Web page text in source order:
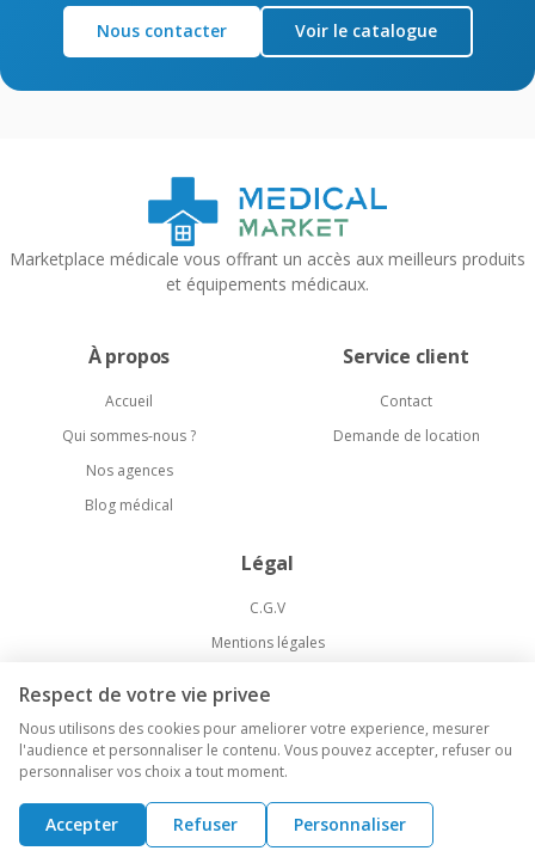
Nous contacter Voir le catalogue
Marketplace médicale vous offrant un accès aux meilleurs produits
et équipements médicaux.
À propos
Accueil
Qui sommes-nous ?
Nos agences
Blog médical
Service client
Contact
Demande de location
Légal
C.G.V
Mentions légales
Livraison et Retours
Agence web ParisKameo
Respect de votre vie privee
Nous utilisons des cookies pour ameliorer votre experience, mesurer
l'audience et personnaliser le contenu. Vous pouvez accepter, refuser ou
personnaliser vos choix a tout moment.
Accepter Refuser Personnaliser